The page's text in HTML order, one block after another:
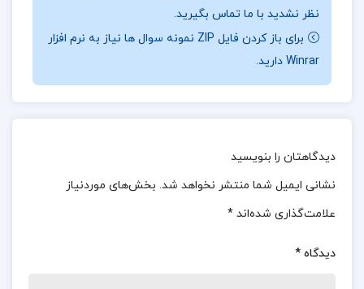
نگاشته شده است. این کتاب به بررسی و خلاصه‌سازی
سطر به سطر مفاهیم کتاب درسی می‌پردازد و شامل
جدول‌ها و فهرست آثار نظم و نثر، جداول سبک‌شناسی،
واژگان و کنایات، حفظیات قافیه و عروض، و حفظیات
آرایه‌های ادبی است.
موضوع کتاب حفظیات علوم وفنون ادبی سعید
عنبرستانی :این کتاب شامل مطالب علوم و فنون ادبی
مقاطع دهم، یازدهم و دوازدهم است و برای داوطلبان
مفاهیم کتاب‌های درسی به صورت خلاصه و در قالب
نظر نشدید با ما تماس بگیرید.
برای باز کردن فایل ZIP نمونه سوال ها نیاز به نرم افزار
Winrar دارید.
دیدگاهتان را بنویسید
نشانی ایمیل شما منتشر نخواهد شد. بخش‌های موردنیاز
علامت‌گذاری شده‌اند *
دیدگاه *